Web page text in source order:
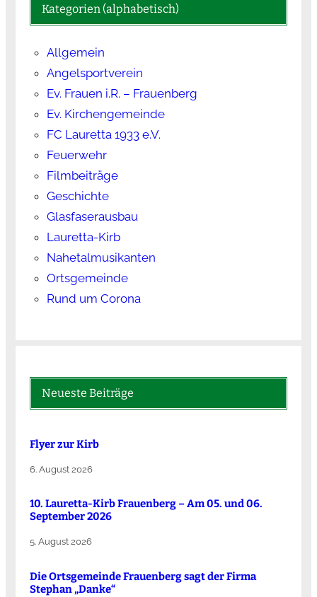
Kategorien (alphabetisch)
Allgemein
Angelsportverein
Ev. Frauen i.R. – Frauenberg
Ev. Kirchengemeinde
FC Lauretta 1933 e.V.
Feuerwehr
Filmbeiträge
Geschichte
Glasfaserausbau
Lauretta-Kirb
Nahetalmusikanten
Ortsgemeinde
Rund um Corona
Neueste Beiträge
Flyer zur Kirb
6. August 2026
10. Lauretta-Kirb Frauenberg – Am 05. und 06.
September 2026
5. August 2026
Die Ortsgemeinde Frauenberg sagt der Firma
Stephan „Danke“